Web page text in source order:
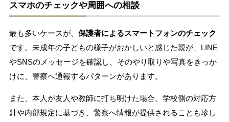
スマホのチェックや周囲への相談
最も多いケースが、 保護者によるスマートフォンのチェック
です。未成年の子どもの様子がおかしいと感じた親が、LINE
やSNSのメッセージを確認し、そのやり取りや写真をきっか
けに、警察へ通報するパターンがあります。
また、本人が友人や教師に打ち明けた場合、学校側の対応方
針や内部規定に基づき、警察へ情報が提供されることも珍し